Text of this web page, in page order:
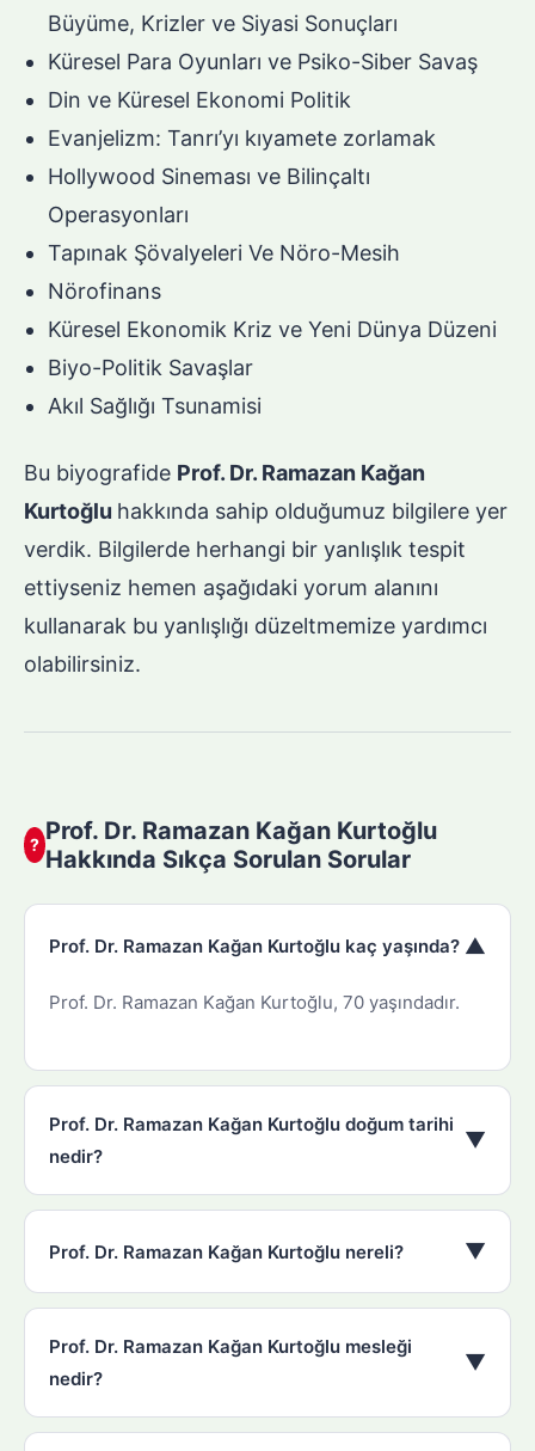
Büyüme, Krizler ve Siyasi Sonuçları
Küresel Para Oyunları ve Psiko-Siber Savaş
Din ve Küresel Ekonomi Politik
Evanjelizm: Tanrı’yı kıyamete zorlamak
Hollywood Sineması ve Bilinçaltı
Operasyonları
Tapınak Şövalyeleri Ve Nöro-Mesih
Nörofinans
Küresel Ekonomik Kriz ve Yeni Dünya Düzeni
Biyo-Politik Savaşlar
Akıl Sağlığı Tsunamisi
Bu biyografide Prof. Dr. Ramazan Kağan
Kurtoğlu hakkında sahip olduğumuz bilgilere yer
verdik. Bilgilerde herhangi bir yanlışlık tespit
ettiyseniz hemen aşağıdaki yorum alanını
kullanarak bu yanlışlığı düzeltmemize yardımcı
olabilirsiniz.
? Prof. Dr. Ramazan Kağan Kurtoğlu
Hakkında Sıkça Sorulan Sorular
Prof. Dr. Ramazan Kağan Kurtoğlu kaç yaşında? ▼
Prof. Dr. Ramazan Kağan Kurtoğlu, 70 yaşındadır.
Prof. Dr. Ramazan Kağan Kurtoğlu doğum tarihi
nedir?
▼
Prof. Dr. Ramazan Kağan Kurtoğlu nereli? ▼
Prof. Dr. Ramazan Kağan Kurtoğlu mesleği
nedir?
▼